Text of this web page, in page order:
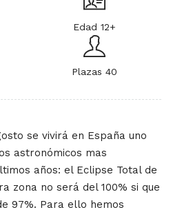
Edad 12+
Plazas 40
se vivirá en España uno
astronómicos mas
años: el Eclipse Total de
zona no será del 100% si que
97%. Para ello hemos